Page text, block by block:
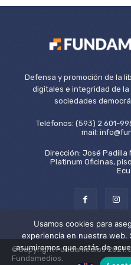
Defensa y promoción de la
digitales e integridad de
sociedades
Teléfonos: (593) 2 601-
mail:
Dirección: José Padilla
Platinum Oficinas,
©Copyright Fundamedios 2021.
Fundamedios.
Usamos cookies para
experiencia en nuestra web.
asumiremos que estás de